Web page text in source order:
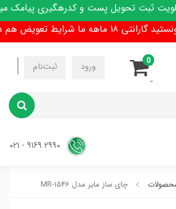
ثبت تحویل پست و کدرهگیری پیامک
تعویض هم داره !
ورود ثبت‌نام
-
-
0
چای ساز مایر مدل MR-1546